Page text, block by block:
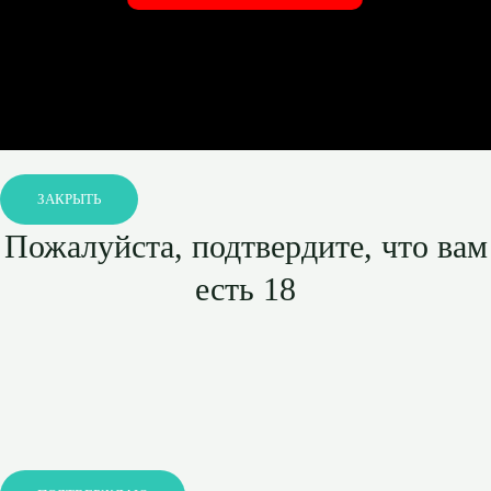
ЗАКРЫТЬ
Пожалуйста, подтвердите, что вам
есть 18